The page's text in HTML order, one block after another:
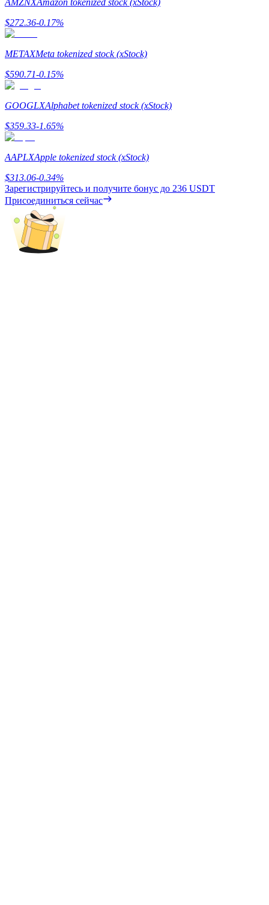
Share 500000 CASHCAT prize pool
Exclusive for BitMart Users
Register & Trade to Win 500,000 USDT
Precious Metals Trading Carnival
Trade Gold & Silver · 33,333 USDT Bonus
USDT New User Exclusive 10% APR
USDT Flexible Staking | Daily Rewards
AMZNXAmazon tokenized stock (xStock)
$272.36-0.17%
METAXMeta tokenized stock (xStock)
$590.71-0.15%
GOOGLXAlphabet tokenized stock (xStock)
$359.33-1.65%
AAPLXApple tokenized stock (xStock)
$313.06-0.34%
Зарегистрируйтесь и получите бонус до 236 USDT
Присоединиться сейчас